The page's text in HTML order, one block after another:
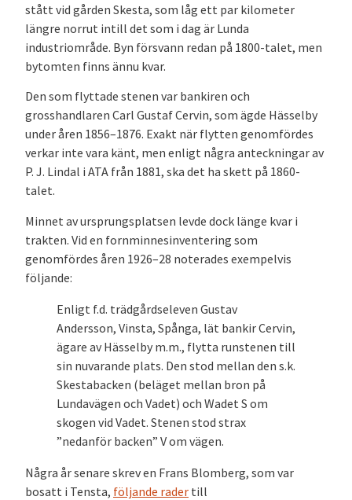
stått vid gården Skesta, som låg ett par kilometer
längre norrut intill det som i dag är Lunda
industriområde. Byn försvann redan på 1800-talet, men
bytomten finns ännu kvar.
Den som flyttade stenen var bankiren och
grosshandlaren Carl Gustaf Cervin, som ägde Hässelby
under åren 1856–1876. Exakt när flytten genomfördes
verkar inte vara känt, men enligt några anteckningar av
P. J. Lindal i ATA från 1881, ska det ha skett på 1860-
talet.
Minnet av ursprungsplatsen levde dock länge kvar i
trakten. Vid en fornminnesinventering som
genomfördes åren 1926–28 noterades exempelvis
följande:
Enligt f.d. trädgårdseleven Gustav
Andersson, Vinsta, Spånga, lät bankir Cervin,
ägare av Hässelby m.m., flytta runstenen till
sin nuvarande plats. Den stod mellan den s.k.
Skestabacken (beläget mellan bron på
Lundavägen och Vadet) och Wadet S om
skogen vid Vadet. Stenen stod strax
”nedanför backen” V om vägen.
Några år senare skrev en Frans Blomberg, som var
bosatt i Tensta, följande rader till